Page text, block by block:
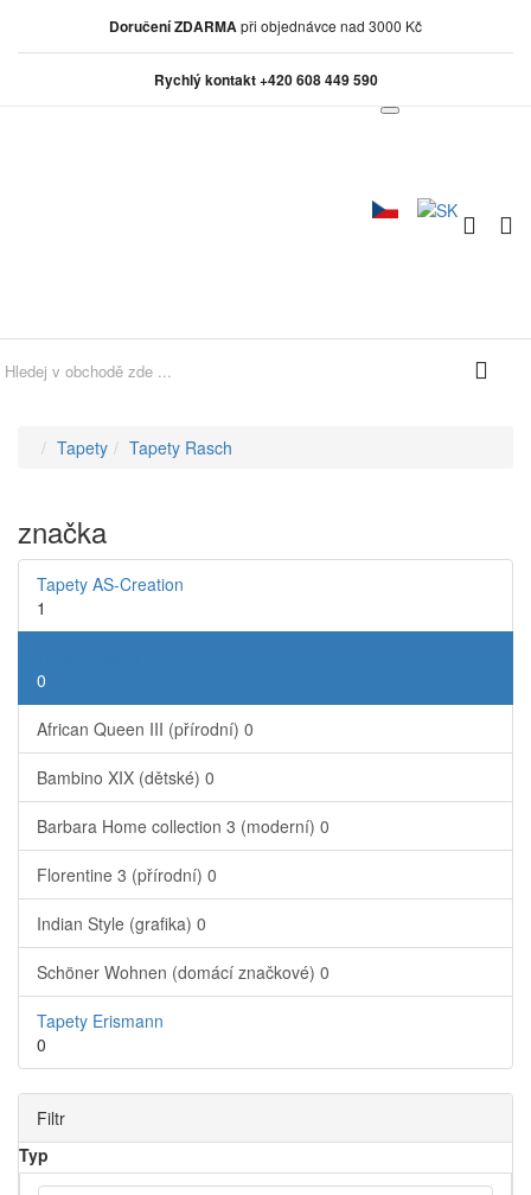
Doručení ZDARMApři objednávce nad 3000 Kč
Rychlý kontakt +420 608 449 590
Tapety Tapety Rasch
značka
Tapety AS-Creation
1
0
African Queen III (přírodní) 0
Bambino XIX (dětské) 0
Barbara Home collection 3 (moderní) 0
Florentine 3 (přírodní) 0
Indian Style (grafika) 0
Schöner Wohnen (domácí značkové) 0
Tapety Erismann
0
Filtr
Typ